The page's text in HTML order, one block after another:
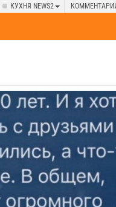
КУХНЯ NEWS2